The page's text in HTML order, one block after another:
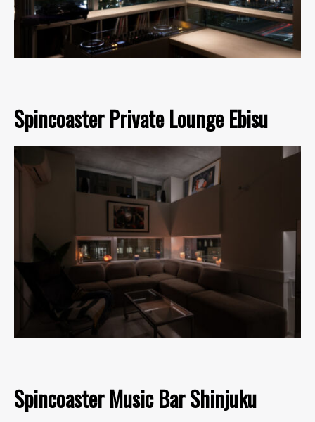
Spincoaster Private Lounge Ebisu
Spincoaster Music Bar Shinjuku